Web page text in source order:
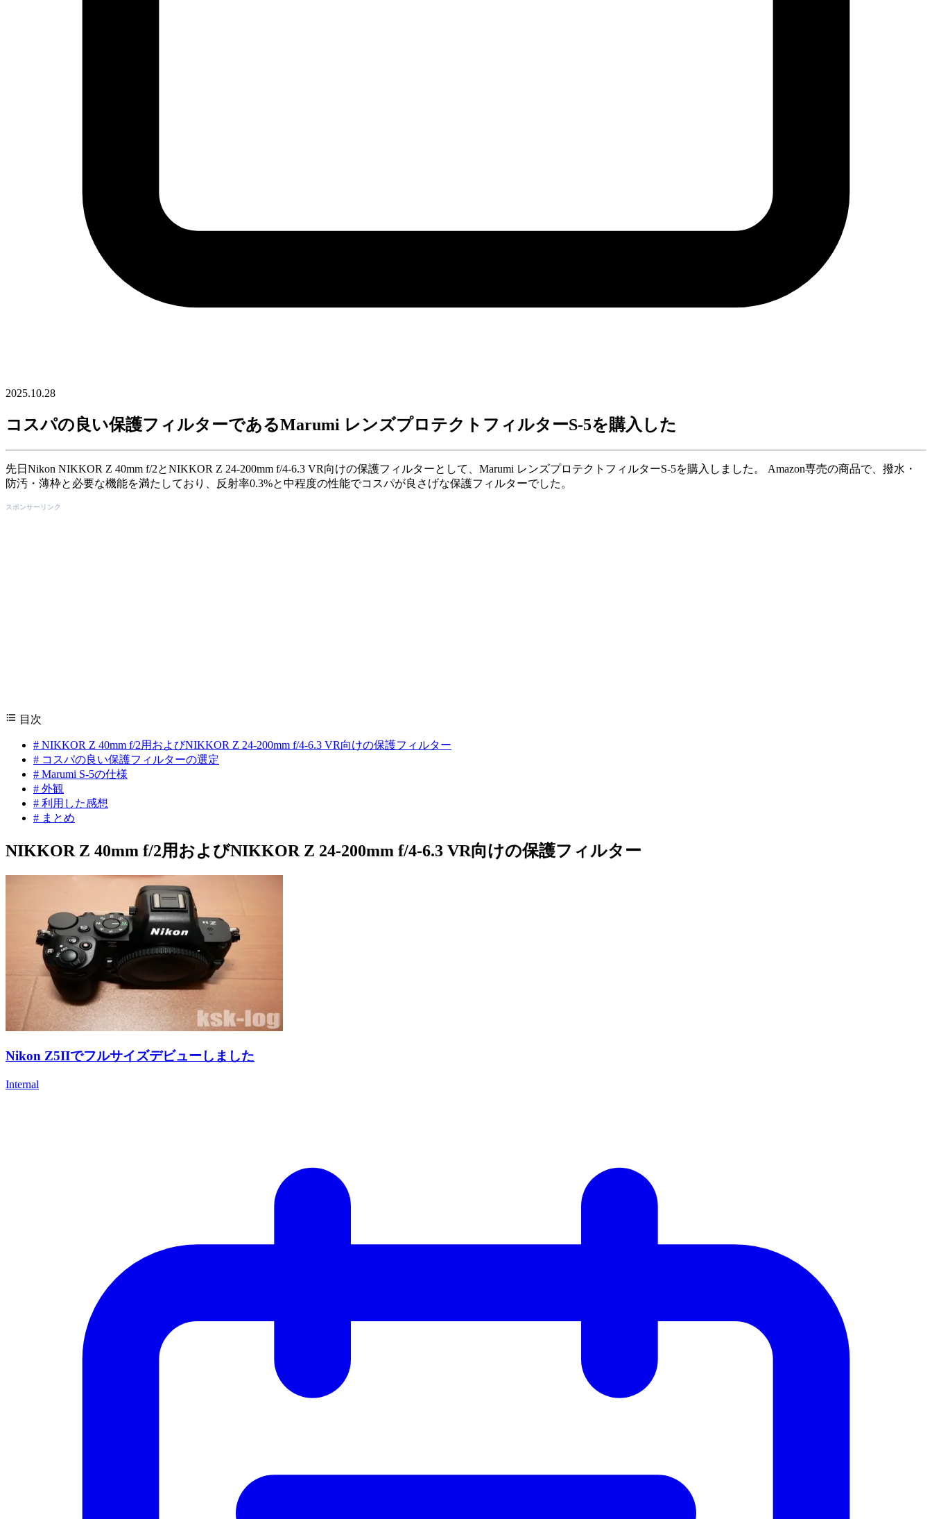
2025.10.28
コスパの良い保護フィルターであるMarumi レンズプロテクトフィルターS-5を購入した
先日Nikon NIKKOR Z 40mm f/2とNIKKOR Z 24-200mm f/4-6.3 VR向けの保護フィルターとして、Marumi レンズプロテクトフィルターS-5を購入しました。 Amazon専売の商品で、撥水・
防汚・薄枠と必要な機能を満たしており、反射率0.3%と中程度の性能でコスパが良さげな保護フィルターでした。
スポンサーリンク
目次
# NIKKOR Z 40mm f/2用およびNIKKOR Z 24-200mm f/4-6.3 VR向けの保護フィルター
# コスパの良い保護フィルターの選定
# Marumi S-5の仕様
# 外観
# 利用した感想
# まとめ
NIKKOR Z 40mm f/2用およびNIKKOR Z 24-200mm f/4-6.3 VR向けの保護フィルター
Nikon Z5IIでフルサイズデビューしました
Internal